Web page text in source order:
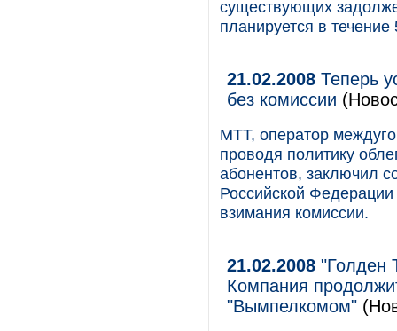
существующих
планируется в течение
21.02.2008 Теперь
без комиссии
МТТ, оператор
проводя политику
абонентов, заключил
Российской
взимания комиссии.
21.02.2008 "Голден
Компания
"Вымпелкомом"